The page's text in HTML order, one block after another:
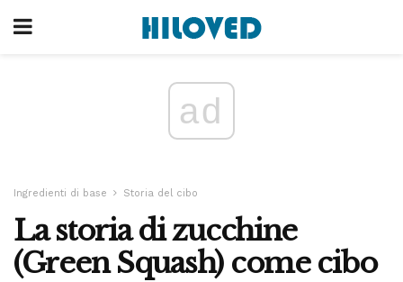
ad
Ingredienti di base Storia del cibo
La storia di zucchine
(Green Squash) come cibo